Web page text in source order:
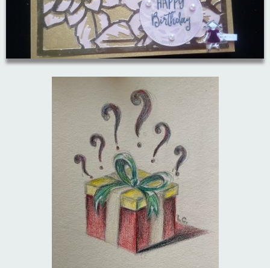
Aanbiedingen
Andere
Boeken en magazines
Handige extra's
Hechtingsmaterialen
Hout , MDF, kartonmateriaal, steen
Kleurmateriaal-tekenmateriaal
Kneedmateriaal
Verzend - en verpakkingsk
Mijn account